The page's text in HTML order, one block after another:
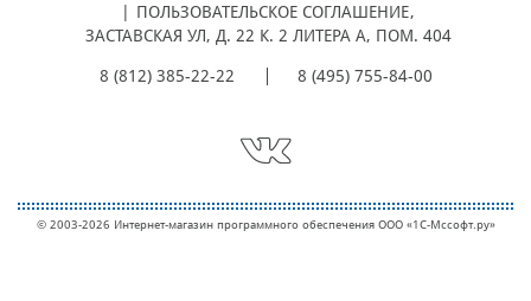
ПОЛЬЗОВАТЕЛЬСКОЕ СОГЛАШЕНИЕ,
ЗАСТАВСКАЯ УЛ, Д. 22 К. 2 ЛИТЕРА А, ПОМ. 404
8 (812) 385-22-22 8 (495) 755-84-00
© 2003-2026 Интернет-магазин программного обеспечения ООО «1С-Мcсофт.ру»